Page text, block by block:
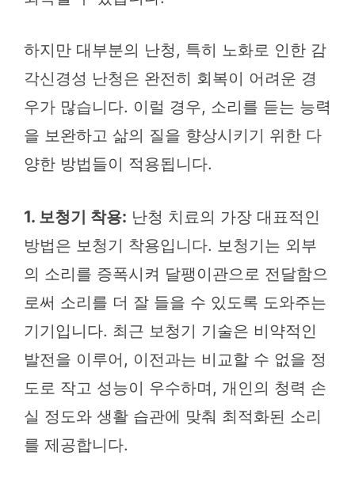
하지만 대부분의 난청, 특히 노화로 인한 감
각신경성 난청은 완전히 회복이 어려운 경
우가 많습니다. 이럴 경우, 소리를 듣는 능력
을 보완하고 삶의 질을 향상시키기 위한 다
양한 방법들이 적용됩니다.
1. 보청기 착용: 난청 치료의 가장 대표적인
방법은 보청기 착용입니다. 보청기는 외부
의 소리를 증폭시켜 달팽이관으로 전달함으
로써 소리를 더 잘 들을 수 있도록 도와주는
기기입니다. 최근 보청기 기술은 비약적인
발전을 이루어, 이전과는 비교할 수 없을 정
도로 작고 성능이 우수하며, 개인의 청력 손
실 정도와 생활 습관에 맞춰 최적화된 소리
를 제공합니다.